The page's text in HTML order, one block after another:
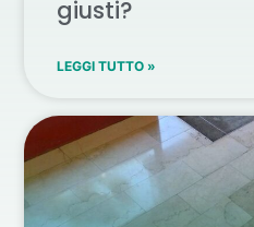
giusti?
LEGGI TUTTO »